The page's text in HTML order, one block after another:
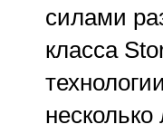
силами
класса